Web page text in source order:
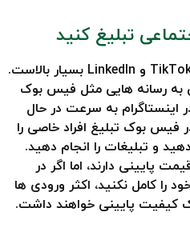
تبلیغ کنید
دسترسی به رسانه هایی مثل TikTok و LinkedIn بسیار بالاست.
به رسانه هایی مثل فیس بوک
اینستاگرام به سرعت در حال
بوک تبلیغ افراد خاصی را
و تبلیغات را انجام دهید.
پایینی دارند، اما اگر در
را کامل نکنید، اکثر ورودی ها
کیفیت پایینی خواهند داشت.